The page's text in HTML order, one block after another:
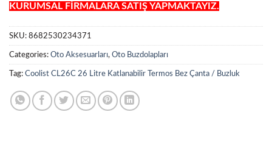
KURUMSAL FİRMALARA SATIŞ YAPMAKTAYIZ.
SKU: 8682530234371
Categories: Oto Aksesuarları, Oto Buzdolapları
Tag: Coolist CL26C 26 Litre Katlanabilir Termos Bez Çanta / Buzluk